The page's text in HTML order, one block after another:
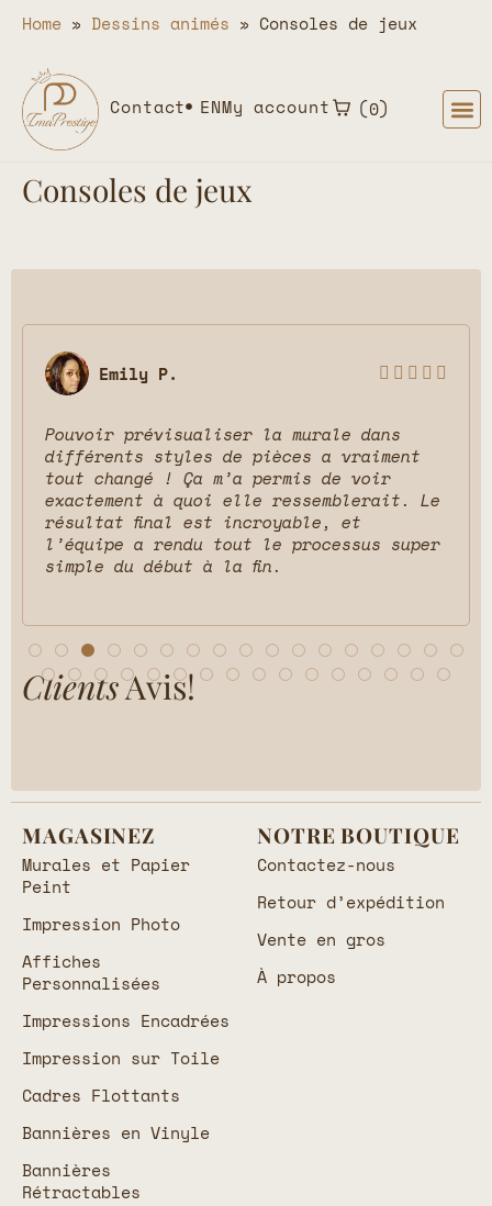
Home » Dessins animés » Consoles de jeux
Contact ENMy account 0
Consoles de jeux
Emily P.     
Pouvoir prévisualiser la murale dans
différents styles de pièces a vraiment
tout changé ! Ça m’a permis de voir
exactement à quoi elle ressemblerait. Le
résultat final est incroyable, et
l’équipe a rendu tout le processus super
simple du début à la fin.
ClientsAvis!
MAGASINEZ
Murales et Papier
Peint
Impression Photo
Affiches
Personnalisées
Impressions Encadrées
Impression sur Toile
Cadres Flottants
Bannières en Vinyle
Bannières
Rétractables
NOTRE BOUTIQUE
Contactez-nous
Retour d’expédition
Vente en gros
À propos